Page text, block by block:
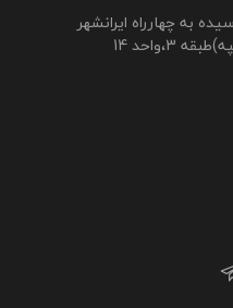
به چهارراه ایرانشهر